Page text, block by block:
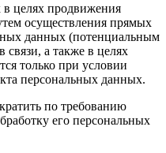
целях продвижения
осуществления прямых
данных (потенциальным
связи, а также в целях
только при условии
персональных данных.
по требованию
его персональных